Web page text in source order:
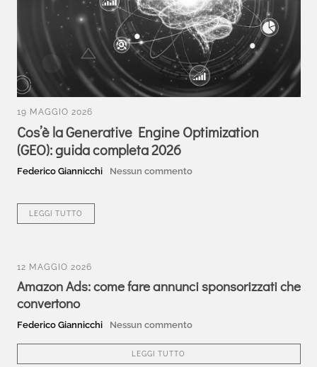
19 MAGGIO 2026
Cos’è la Generative Engine Optimization
(GEO): guida completa 2026
Federico Giannicchi Nessun commento
LEGGI TUTTO
12 MAGGIO 2026
Amazon Ads: come fare annunci sponsorizzati che
convertono
Federico Giannicchi Nessun commento
LEGGI TUTTO